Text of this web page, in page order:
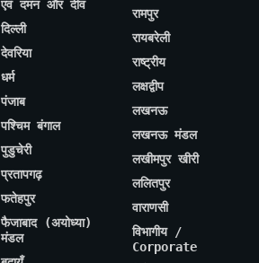
एवं दमन और दीव
दिल्ली
देवरिया
धर्म
पंजाब
पश्चिम बंगाल
पुडुचेरी
प्रतापगढ़
फतेहपुर
फैजाबाद (अयोध्या)
मंडल
रामपुर
रायबरेली
राष्ट्रीय
लक्षद्वीप
लखनऊ
लखनऊ मंडल
लखीमपुर खीरी
ललितपुर
वाराणसी
विभागीय /
Corporate